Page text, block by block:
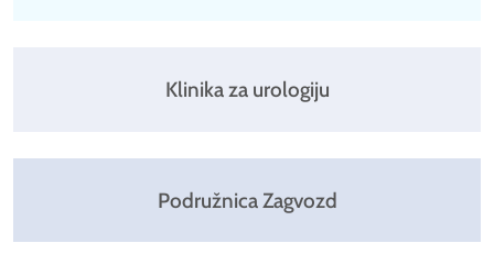
Klinika za urologiju
Podružnica Zagvozd